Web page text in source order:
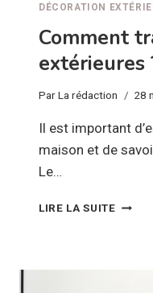
DÉCORATION
Comment
extérieures
ParLa rédaction 28
Il est important
maison et de
Le…
LIRE LA SUITE